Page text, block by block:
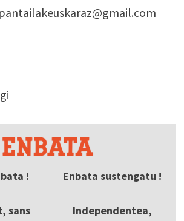
pantailakeuskaraz@gmail.com
!
sans
Enbata sustengatu !
Independentea,